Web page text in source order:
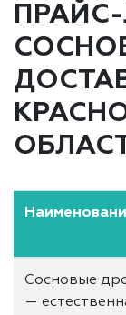
Сосновые
—